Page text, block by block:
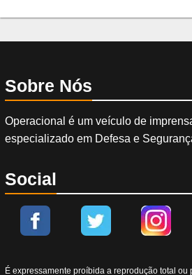
Sobre Nós
Operacional é um veículo de
especializado em Defesa e
Social
É expressamente proíbida a reprodução total